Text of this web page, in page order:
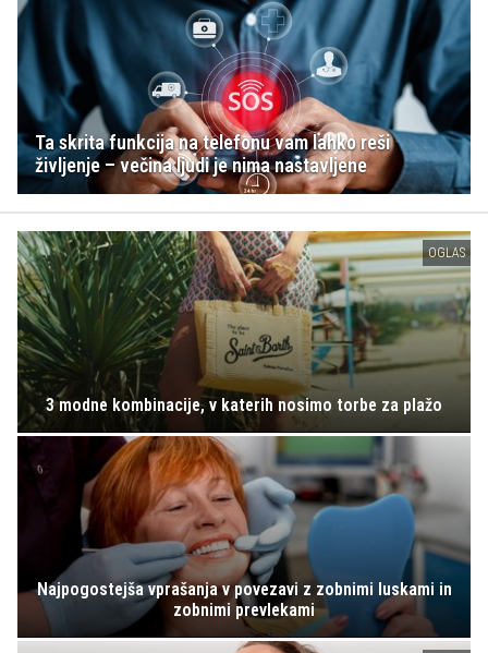
Ta skrita funkcija na telefonu vam lahko reši
življenje – večina ljudi je nima nastavljene
OGLAS
3 modne kombinacije, v katerih nosimo torbe za plažo
Najpogostejša vprašanja v povezavi z zobnimi luskami in
zobnimi prevlekami